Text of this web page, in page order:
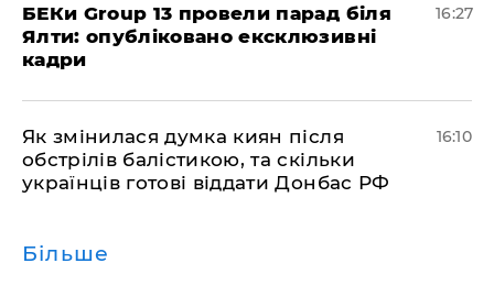
БЕКи Group 13 провели парад біля
Ялти: опубліковано ексклюзивні
кадри
16:27
Як змінилася думка киян після
обстрілів балістикою, та скільки
українців готові віддати Донбас РФ
16:10
Більше